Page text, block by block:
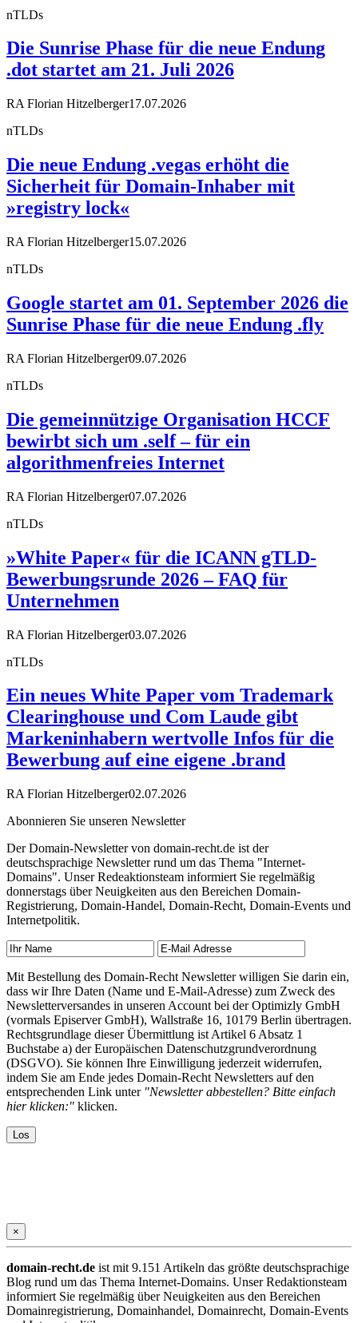
nTLDs
Die Sunrise Phase für die neue Endung
.dot startet am 21. Juli 2026
RA Florian Hitzelberger17.07.2026
nTLDs
Die neue Endung .vegas erhöht die
Sicherheit für Domain-Inhaber mit
»registry lock«
RA Florian Hitzelberger15.07.2026
nTLDs
Google startet am 01. September 2026 die
Sunrise Phase für die neue Endung .fly
RA Florian Hitzelberger09.07.2026
nTLDs
Die gemeinnützige Organisation HCCF
bewirbt sich um .self – für ein
algorithmenfreies Internet
RA Florian Hitzelberger07.07.2026
nTLDs
»White Paper« für die ICANN gTLD-
Bewerbungsrunde 2026 – FAQ für
Unternehmen
RA Florian Hitzelberger03.07.2026
nTLDs
Ein neues White Paper vom Trademark
Clearinghouse und Com Laude gibt
Markeninhabern wertvolle Infos für die
Bewerbung auf eine eigene .brand
RA Florian Hitzelberger02.07.2026
Abonnieren Sie unseren Newsletter
Der Domain-Newsletter von domain-recht.de ist der
deutschsprachige Newsletter rund um das Thema "Internet-
Domains". Unser Redeaktionsteam informiert Sie regelmäßig
donnerstags über Neuigkeiten aus den Bereichen Domain-
Registrierung, Domain-Handel, Domain-Recht, Domain-Events und
Internetpolitik.
Mit Bestellung des Domain-Recht Newsletter willigen Sie darin ein,
dass wir Ihre Daten (Name und E-Mail-Adresse) zum Zweck des
Newsletterversandes in unseren Account bei der Optimizly GmbH
(vormals Episerver GmbH), Wallstraße 16, 10179 Berlin übertragen.
Rechtsgrundlage dieser Übermittlung ist Artikel 6 Absatz 1
Buchstabe a) der Europäischen Datenschutzgrundverordnung
(DSGVO). Sie können Ihre Einwilligung jederzeit widerrufen,
indem Sie am Ende jedes Domain-Recht Newsletters auf den
entsprechenden Link unter "Newsletter abbestellen? Bitte einfach
hier klicken:" klicken.
×
domain-recht.de ist mit 9.151 Artikeln das größte deutschsprachige
Blog rund um das Thema Internet-Domains. Unser Redaktionsteam
informiert Sie regelmäßig über Neuigkeiten aus den Bereichen
Domainregistrierung, Domainhandel, Domainrecht, Domain-Events